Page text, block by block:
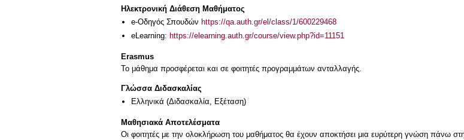
Ηλεκτρονική Διάθεση Μαθήματος
e-Οδηγός Σπουδών https://qa.auth.gr/el/class/1/600229468
eLearning: https://elearning.auth.gr/course/view.php?id=11151
Erasmus
Το μάθημα προσφέρεται και σε φοιτητές προγραμμάτων ανταλλαγής.
Γλώσσα Διδασκαλίας
Ελληνικά (Διδασκαλία, Εξέταση)
Μαθησιακά Αποτελέσματα
Οι φοιτητές με την ολοκλήρωση του μαθήματος θα έχουν αποκτήσει μια ευρύτερη γνώση πάνω